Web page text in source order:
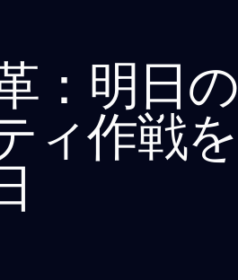
：明日の
ィ作戦を